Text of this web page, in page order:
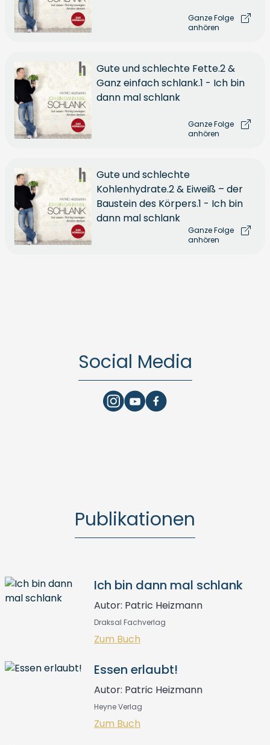
Ganze Folge
anhören
Gute und schlechte Fette.2 &
Ganz einfach schlank.1 - Ich bin
dann mal schlank
Ganze Folge
anhören
Gute und schlechte
Kohlenhydrate.2 & Eiweiß – der
Baustein des Körpers.1 - Ich bin
dann mal schlank
Ganze Folge
anhören
Social Media
Publikationen
Ich bin dann mal schlank
Autor: Patric Heizmann
Draksal Fachverlag
Zum Buch
Essen erlaubt!
Autor: Patric Heizmann
Heyne Verlag
Zum Buch